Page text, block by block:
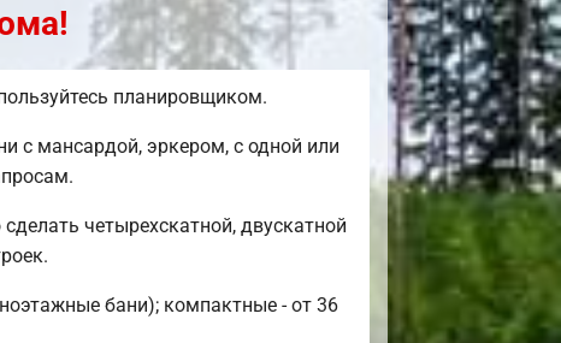
планировщиком.
с мансардой, эркером, с одной или
четырехскатной, двускатной
бани); компактные - от 36